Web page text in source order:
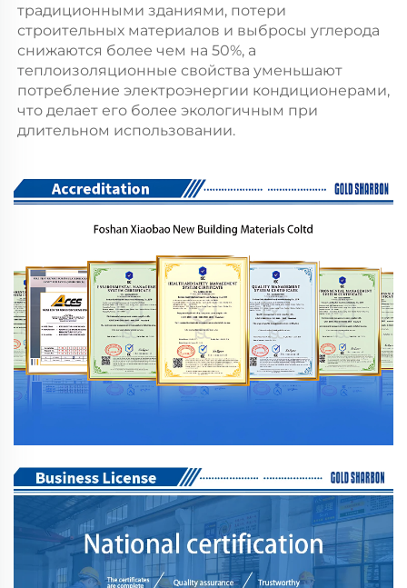
традиционными зданиями, потери
строительных материалов и выбросы углерода
снижаются более чем на 50%, а
теплоизоляционные свойства уменьшают
потребление электроэнергии кондиционерами,
что делает его более экологичным при
длительном использовании.